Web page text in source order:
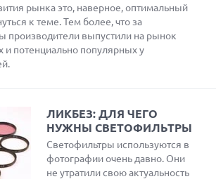
рынка это, наверное, оптимальный
к теме. Тем более, что за
выпустили на рынок
и потенциально популярных у
ЛИКБЕЗ: ДЛЯ ЧЕГО
НУЖНЫ СВЕТОФИЛЬТРЫ
Светофильтры используются в
фотографии очень давно. Они
не утратили свою актуальность